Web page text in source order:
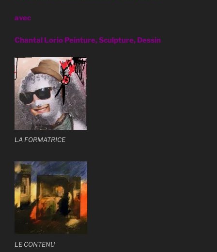
avec
Chantal Lorio Peinture, Sculpture, Dessin
LA FORMATRICE
LE CONTENU